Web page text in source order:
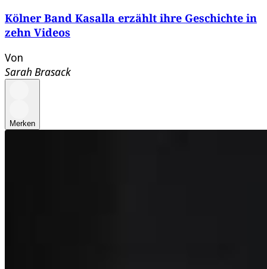
Kölner Band Kasalla erzählt ihre Geschichte in
zehn Videos
Von
Sarah Brasack
Merken